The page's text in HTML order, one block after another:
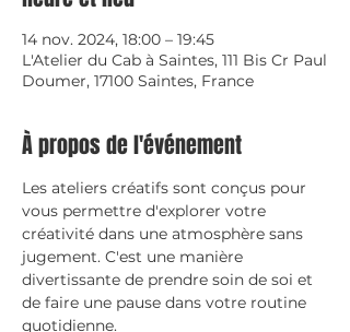
14 nov. 2024, 18:00 – 19:45
L'Atelier du Cab à Saintes, 111 Bis Cr Paul
Doumer, 17100 Saintes, France
À propos de l'événement
Les ateliers créatifs sont conçus pour
vous permettre d'explorer votre
créativité dans une atmosphère sans
jugement. C'est une manière
divertissante de prendre soin de soi et
de faire une pause dans votre routine
quotidienne.